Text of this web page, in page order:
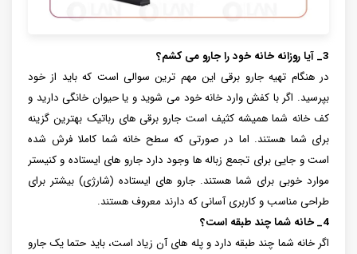
3_ آیا روزانه خانه خود را جارو می کشم؟
در هنگام تهیه جارو برقی این مهم ترین سوالی است که باید از خود
بپرسید. اگر با کفش وارد خانه خود می شوید و یا حیوان خانگی دارید و
کف خانه شما همیشه کثیف است جارو برقی های رباتیک بهترین گزینه
برای شما هستند. اما در صورتی که سطح خانه شما کاملا فرش شده
است و جایی برای تجمع زباله ها وجود دارد جارو های ایستاده و کنیستر
موارد خوبی برای شما هستند. جارو های ایستاده (شارژی) بیشتر برای
طراحی مناسب و کاربری آسانی که دارند معروف هستند.
4_ خانه شما چند طبقه است؟
اگر خانه شما چند طبقه دارد و پله های آن زیاد است، باید حتما یک جارو